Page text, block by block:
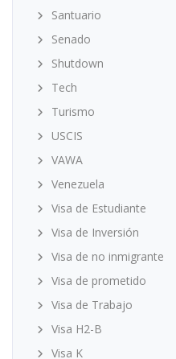
Santuario
Senado
Shutdown
Tech
Turismo
USCIS
VAWA
Venezuela
Visa de Estudiante
Visa de Inversión
Visa de no inmigrante
Visa de prometido
Visa de Trabajo
Visa H2-B
Visa K